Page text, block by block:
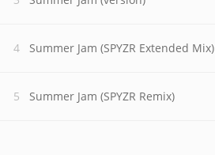
Summer Jam (SPYZR Extended Mix)
Summer Jam (SPYZR Remix)